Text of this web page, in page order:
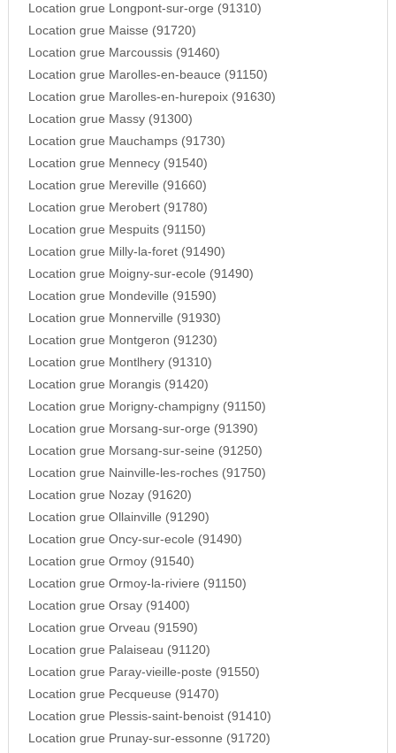
Location grue Longpont-sur-orge (91310)
Location grue Maisse (91720)
Location grue Marcoussis (91460)
Location grue Marolles-en-beauce (91150)
Location grue Marolles-en-hurepoix (91630)
Location grue Massy (91300)
Location grue Mauchamps (91730)
Location grue Mennecy (91540)
Location grue Mereville (91660)
Location grue Merobert (91780)
Location grue Mespuits (91150)
Location grue Milly-la-foret (91490)
Location grue Moigny-sur-ecole (91490)
Location grue Mondeville (91590)
Location grue Monnerville (91930)
Location grue Montgeron (91230)
Location grue Montlhery (91310)
Location grue Morangis (91420)
Location grue Morigny-champigny (91150)
Location grue Morsang-sur-orge (91390)
Location grue Morsang-sur-seine (91250)
Location grue Nainville-les-roches (91750)
Location grue Nozay (91620)
Location grue Ollainville (91290)
Location grue Oncy-sur-ecole (91490)
Location grue Ormoy (91540)
Location grue Ormoy-la-riviere (91150)
Location grue Orsay (91400)
Location grue Orveau (91590)
Location grue Palaiseau (91120)
Location grue Paray-vieille-poste (91550)
Location grue Pecqueuse (91470)
Location grue Plessis-saint-benoist (91410)
Location grue Prunay-sur-essonne (91720)